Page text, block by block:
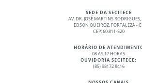
SEDE DA SECITECE
AV. DR. JOSÉ MARTINS
EDSON QUEIROZ, FORTALEZA -
CEP: 60.811-520
HORÁRIO DE
08 ÀS 17 HORAS
OUVIDORIA SECITECE:
(85) 98172 8416